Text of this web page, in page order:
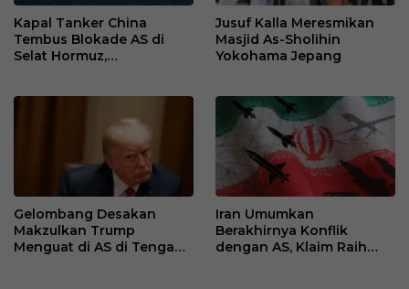
Kapal Tanker China
Tembus Blokade AS di
Selat Hormuz,
Jusuf Kalla Meresmikan
Masjid As-Sholihin
Yokohama Jepang
Gelombang Desakan
Makzulkan Trump
Menguat di AS di Tengah
Iran Umumkan
Berakhirnya Konflik
dengan AS, Klaim Raih